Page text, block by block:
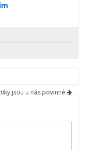
jsou u nás povinné